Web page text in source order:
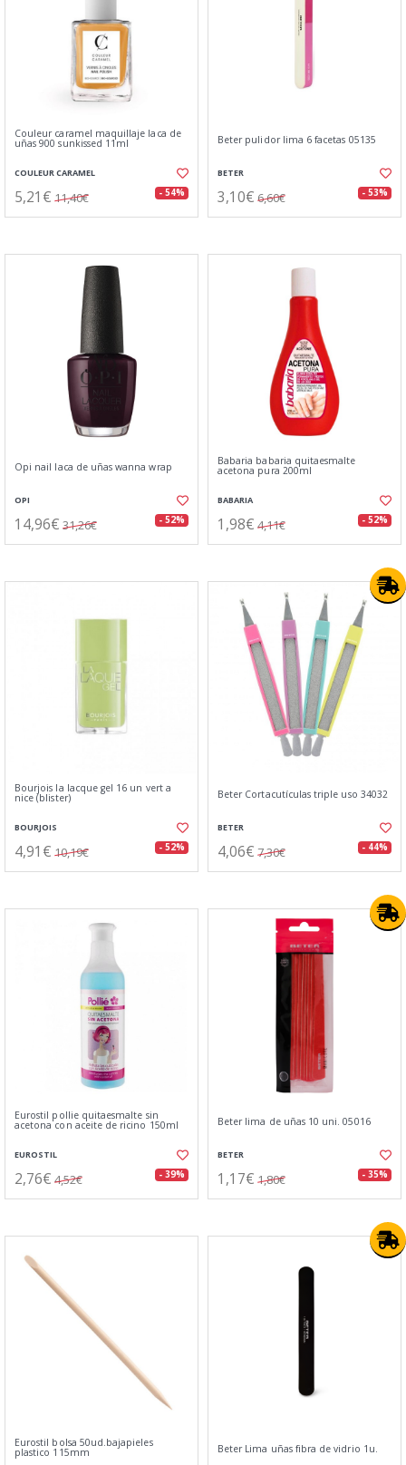
Couleur caramel maquillaje laca de
uñas 900 sunkissed 11ml
COULEUR CARAMEL
5,21€ 11,40€ - 54%
Beter pulidor lima 6 facetas 05135
BETER
3,10€ 6,60€ - 53%
Opi nail laca de uñas wanna wrap
OPI
14,96€ 31,26€ - 52%
Babaria babaria quitaesmalte
acetona pura 200ml
BABARIA
1,98€ 4,11€ - 52%
Bourjois la lacque gel 16 un vert a
nice (blister)
BOURJOIS
4,91€ 10,19€ - 52%
Beter Cortacutículas triple uso 34032
BETER
4,06€ 7,30€ - 44%
Eurostil pollie quitaesmalte sin
acetona con aceite de ricino 150ml
EUROSTIL
2,76€ 4,52€ - 39%
Beter lima de uñas 10 uni. 05016
BETER
1,17€ 1,80€ - 35%
Eurostil bolsa 50ud.bajapieles
plastico 115mm Beter Lima uñas fibra de vidrio 1u.